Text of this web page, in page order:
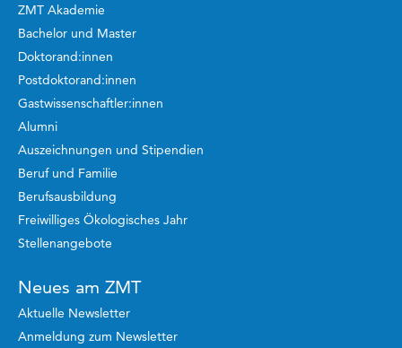
ZMT Akademie
Bachelor und Master
Doktorand:innen
Postdoktorand:innen
Gastwissenschaftler:innen
Alumni
Auszeichnungen und Stipendien
Beruf und Familie
Berufsausbildung
Freiwilliges Ökologisches Jahr
Stellenangebote
Neues am ZMT
Aktuelle Newsletter
Anmeldung zum Newsletter